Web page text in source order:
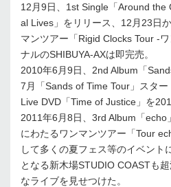
12月9日、1st Single「Around the
al Lives」をリリース、12月23日
マンツアー「Rigid Clocks Tour -
ナルのSHIBUYA-AXは即完売。
2010年6月9日、2nd Album「
7月「Sands of Time Tour」スタ
Live DVD「Time of Justice」を
2011年6月8日、3rd Album「
にわたるワンマンツアー「Tour
して多くの夏フェス等のイベント
となる新木場STUDIO COASTも
なライブを見せつけた。